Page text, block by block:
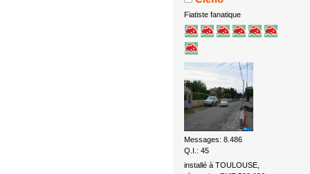
Fiatiste fanatique
Messages: 8.486
Q.I.: 45
installé à TOULOUSE,